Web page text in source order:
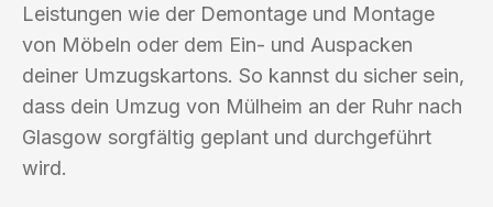
Leistungen wie der Demontage und Montage
von Möbeln oder dem Ein- und Auspacken
deiner Umzugskartons. So kannst du sicher sein,
dass dein Umzug von Mülheim an der Ruhr nach
Glasgow sorgfältig geplant und durchgeführt
wird.